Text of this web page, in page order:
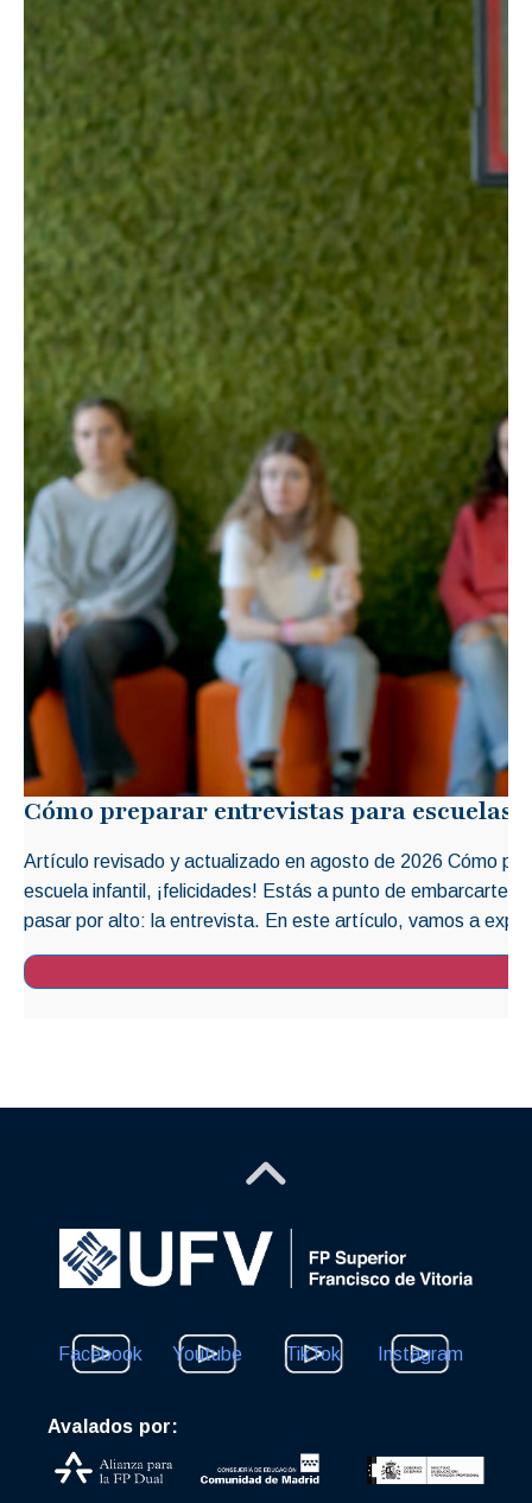
Cómo preparar entrevistas para escuelas
Artículo revisado y actualizado en agosto de 2026 Cómo
escuela infantil, ¡felicidades! Estás a punto de embarcarte
pasar por alto: la entrevista. En este artículo, vamos a
Facebook Youtube TikTok Instagram
Avalados por: